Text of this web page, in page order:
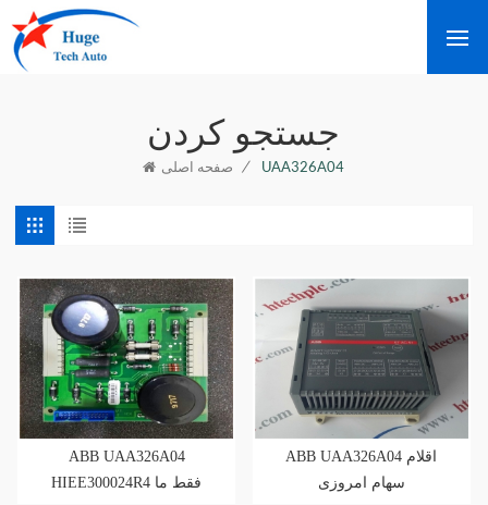
جستجو کردن
صفحه اصلی / UAA326A04
ABB UAA326A04
HIEE300024R4 فقط ما
ABB UAA326A04 اقلام
سهام امروزی